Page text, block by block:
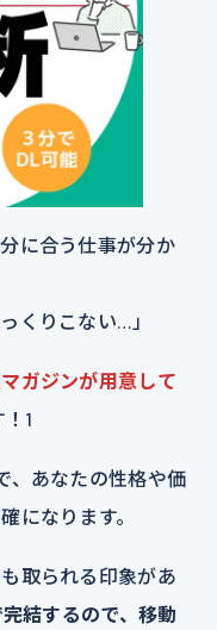
に合う仕事が分か
くりこない…」
ガジンが用意して
1
、あなたの性格や価
になります。
取られる印象があ
結するので、移動